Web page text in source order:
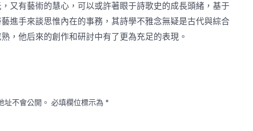
又有藝術的慧心，可以或許著眼于詩歌史的成長頭緒，基于
進手來談思惟內在的事務，其詩學不雅念無疑是古代與綜合
，他后來的創作和研討中有了更為充足的表現。
址不會公開。 必填欄位標示為 *